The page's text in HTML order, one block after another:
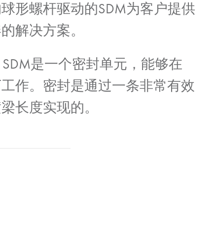
形螺杆驱动的SDM为客户提供
解决方案。
SDM是一个密封单元，能够在
作。密封是通过一条非常有效
长度实现的。